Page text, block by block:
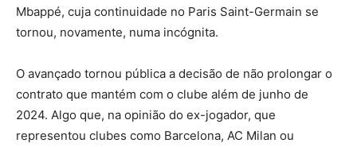
Mbappé, cuja continuidade no Paris Saint-Germain se
tornou, novamente, numa incógnita.
O avançado tornou pública a decisão de não prolongar o
contrato que mantém com o clube além de junho de
2024. Algo que, na opinião do ex-jogador, que
representou clubes como Barcelona, AC Milan ou